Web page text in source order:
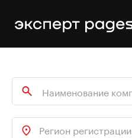
Регион регистрации